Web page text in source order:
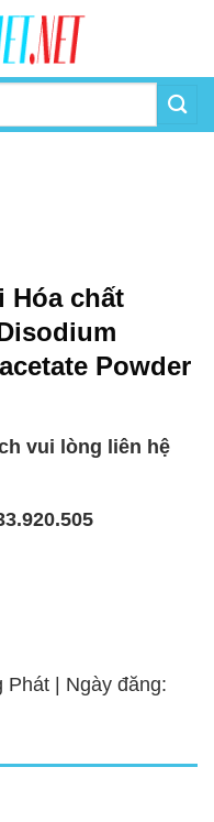
Hóa chất
Powder
vui lòng liên hệ
| Ngày đăng: